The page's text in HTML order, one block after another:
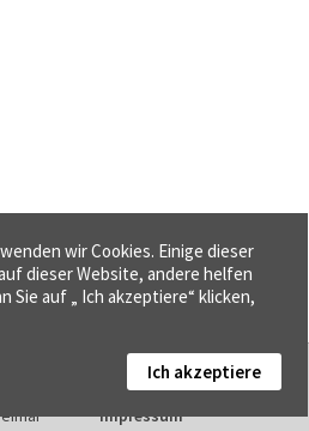
Kontakt
Impressum
wir Cookies. Einige dieser
dieser Website, andere helfen
Sie auf „ Ich akzeptiere“ klicken,
Ich akzeptiere